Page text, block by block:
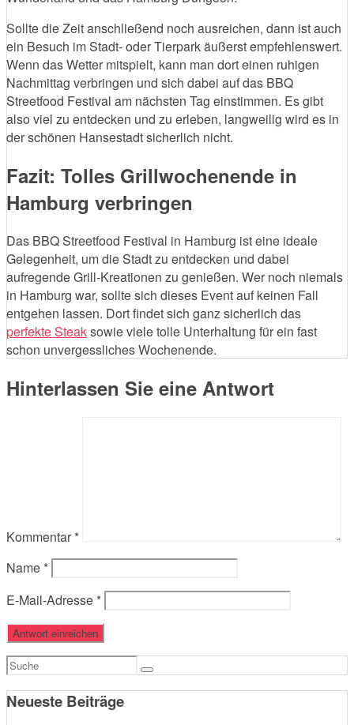
Sollte die Zeit anschließend noch ausreichen, dann ist auch
ein Besuch im Stadt- oder Tierpark äußerst empfehlenswert.
Wenn das Wetter mitspielt, kann man dort einen ruhigen
Nachmittag verbringen und sich dabei auf das BBQ
Streetfood Festival am nächsten Tag einstimmen. Es gibt
also viel zu entdecken und zu erleben, langweilig wird es in
der schönen Hansestadt sicherlich nicht.
Fazit: Tolles Grillwochenende in
Hamburg verbringen
Das BBQ Streetfood Festival in Hamburg ist eine ideale
Gelegenheit, um die Stadt zu entdecken und dabei
aufregende Grill-Kreationen zu genießen. Wer noch niemals
in Hamburg war, sollte sich dieses Event auf keinen Fall
entgehen lassen. Dort findet sich ganz sicherlich das
perfekte Steaksowie viele tolle Unterhaltung für ein fast
schon unvergessliches Wochenende.
Hinterlassen Sie eine Antwort
Kommentar *
Name *
E-Mail-Adresse *
Suchen
Neueste Beiträge